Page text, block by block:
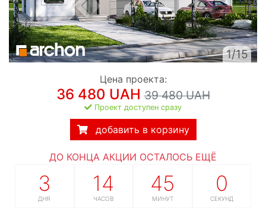
1/15
Цена проекта:
36 480 UAH39 480 UAH
Проект доступен сразу
добавить в корзину
ДО КОНЦА АКЦИИ ОСТАЛОСЬ ЕЩЁ
3
ДНЯ
14
ЧАСОВ
44
МИНУТЫ
59
СЕКУНД